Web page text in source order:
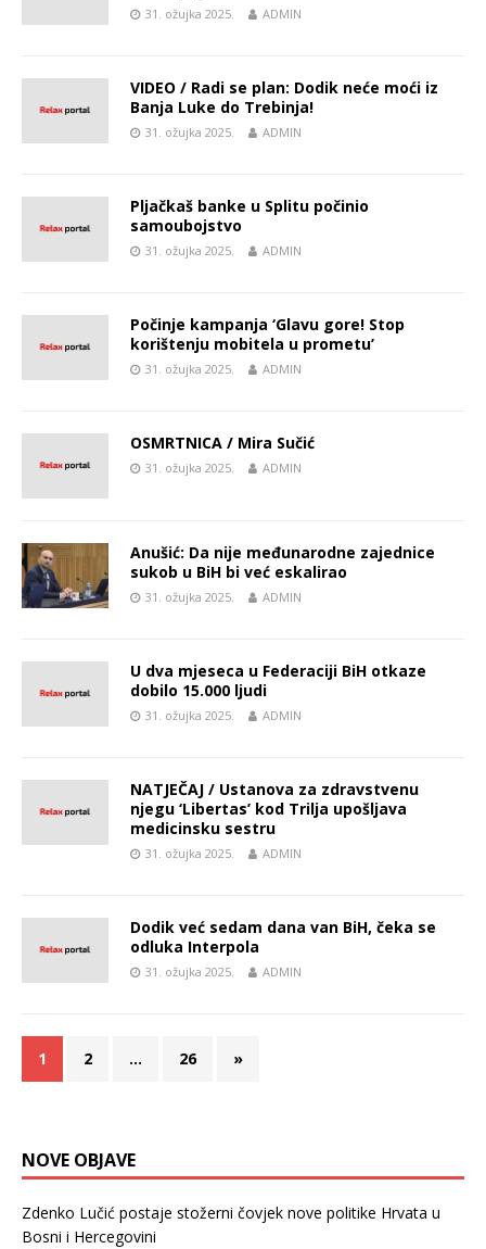
31. ožujka 2025. ADMIN
VIDEO / Radi se plan: Dodik neće moći iz
Banja Luke do Trebinja!
31. ožujka 2025. ADMIN
Pljačkaš banke u Splitu počinio
samoubojstvo
31. ožujka 2025. ADMIN
Počinje kampanja ‘Glavu gore! Stop
korištenju mobitela u prometu’
31. ožujka 2025. ADMIN
OSMRTNICA / Mira Sučić
31. ožujka 2025. ADMIN
Anušić: Da nije međunarodne zajednice
sukob u BiH bi već eskalirao
31. ožujka 2025. ADMIN
U dva mjeseca u Federaciji BiH otkaze
dobilo 15.000 ljudi
31. ožujka 2025. ADMIN
NATJEČAJ / Ustanova za zdravstvenu
njegu ‘Libertas’ kod Trilja upošljava
medicinsku sestru
31. ožujka 2025. ADMIN
Dodik već sedam dana van BiH, čeka se
odluka Interpola
31. ožujka 2025. ADMIN
1 2 … 26 »
NOVE OBJAVE
Zdenko Lučić postaje stožerni čovjek nove politike Hrvata u
Bosni i Hercegovini